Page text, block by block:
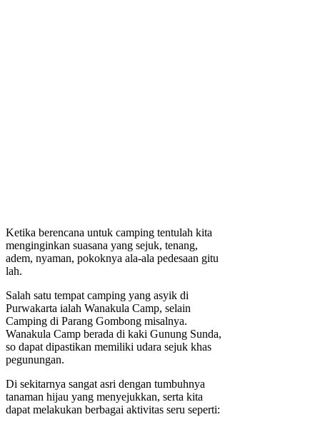
Ketika berencana untuk camping tentulah kita
menginginkan suasana yang sejuk, tenang,
adem, nyaman, pokoknya ala-ala pedesaan gitu
lah.
Salah satu tempat camping yang asyik di
Purwakarta ialah Wanakula Camp, selain
Camping di Parang Gombong misalnya.
Wanakula Camp berada di kaki Gunung Sunda,
so dapat dipastikan memiliki udara sejuk khas
pegunungan.
Di sekitarnya sangat asri dengan tumbuhnya
tanaman hijau yang menyejukkan, serta kita
dapat melakukan berbagai aktivitas seru seperti: